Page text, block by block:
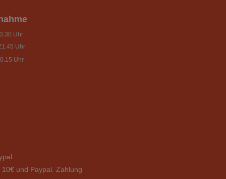
Uhr
Uhr
Uhr
und Paypal. Zahlung